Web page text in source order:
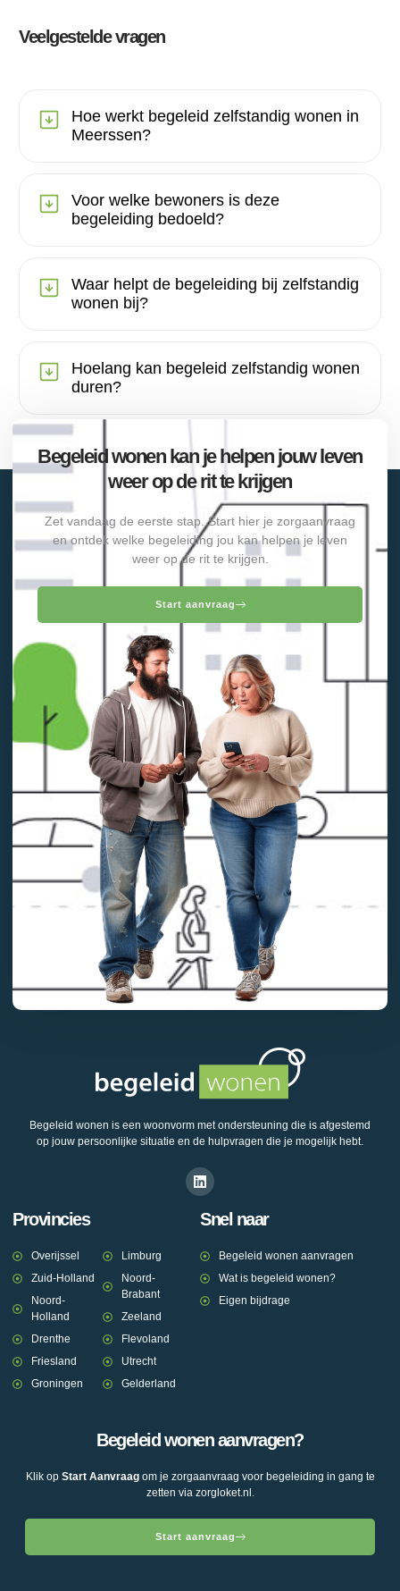
Veelgestelde vragen
Hoe werkt begeleid zelfstandig wonen in
Meerssen?
Voor welke bewoners is deze
begeleiding bedoeld?
Waar helpt de begeleiding bij zelfstandig
wonen bij?
Hoelang kan begeleid zelfstandig wonen
duren?
Begeleid wonen kan je helpen jouw leven
weer op de rit te krijgen
Zet vandaag de eerste stap. Start hier je zorgaanvraag
en ontdek welke begeleiding jou kan helpen je leven
weer op de rit te krijgen.
Start aanvraag
Begeleid wonen is een woonvorm met ondersteuning die is afgestemd
op jouw persoonlijke situatie en de hulpvragen die je mogelijk hebt.
Provincies
Overijssel
Zuid-Holland
Noord-
Holland
Drenthe
Friesland
Groningen
Limburg
Noord-
Brabant
Zeeland
Flevoland
Utrecht
Gelderland
Snel naar
Begeleid wonen aanvragen
Wat is begeleid wonen?
Eigen bijdrage
Begeleid wonen aanvragen?
Klik op Start Aanvraagom je zorgaanvraag voor begeleiding in gang te
zetten via zorgloket.nl.
Start aanvraag